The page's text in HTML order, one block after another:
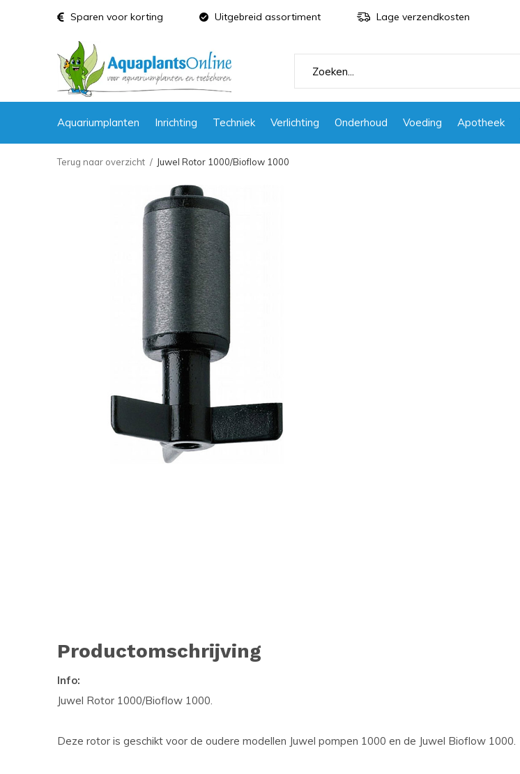
Aquariumplanten Inrichting Techniek Verlichting Onderhoud Voeding Apotheek
Sparen voor korting Uitgebreid assortiment Lage verzendkosten
Terug naar overzicht Juwel Rotor 1000/Bioflow 1000
Productomschrijving
Info:
Juwel Rotor 1000/Bioflow 1000.
Deze rotor is geschikt voor de oudere modellen Juwel pompen 1000 en de Juwel Bioflow 1000.